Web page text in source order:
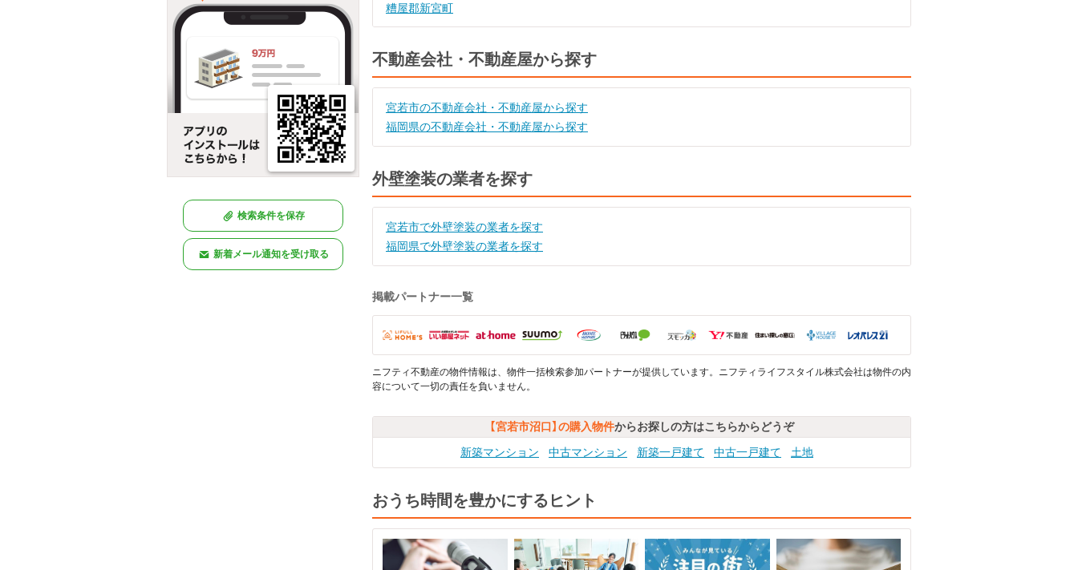
検索条件を保存
新着メール通知を受け取る
糟屋郡新宮町
不動産会社・不動産屋から探す
宮若市の不動産会社・不動産屋から探す
福岡県の不動産会社・不動産屋から探す
外壁塗装の業者を探す
宮若市で外壁塗装の業者を探す
福岡県で外壁塗装の業者を探す
掲載パートナー一覧
ニフティ不動産の物件情報は、物件一括検索参加パートナーが提供しています。ニフティライフスタイル株式会社は物件の内
容について一切の責任を負いません。
【宮若市沼口】の購入物件からお探しの方はこちらからどうぞ
新築マンション
中古マンション 新築一戸建て 中古一戸建て 土地
おうち時間を豊かにするヒント